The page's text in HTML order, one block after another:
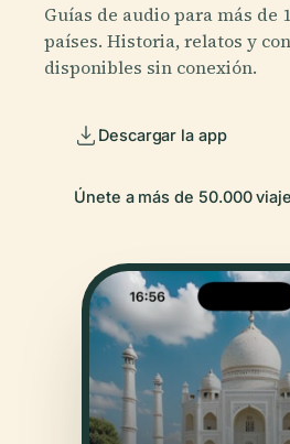
Guías de audio para más de
países. Historia, relatos y
disponibles sin conexión.
Descargar la app
Únete a más de 50.000